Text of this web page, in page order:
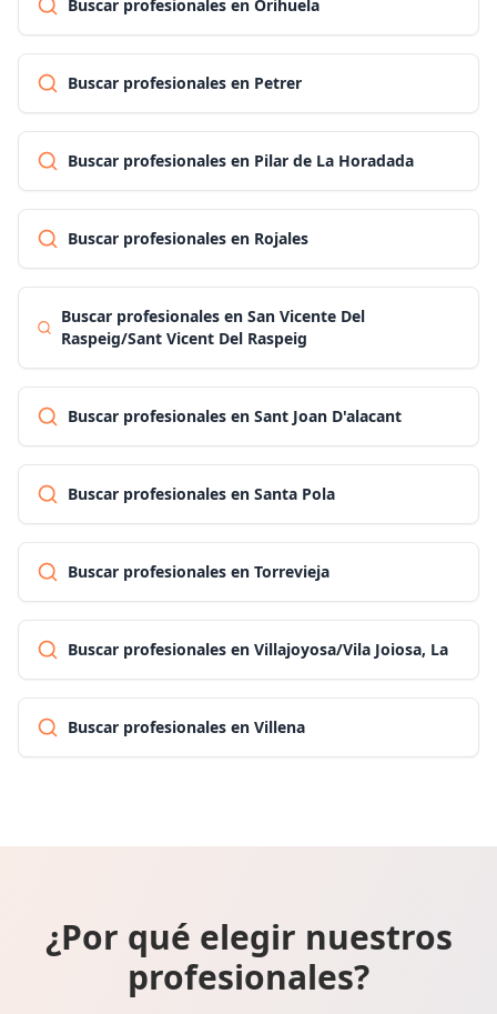
Buscar profesionales en Orihuela
Buscar profesionales en Petrer
Buscar profesionales en Pilar de La Horadada
Buscar profesionales en Rojales
Buscar profesionales en San Vicente Del
Raspeig/Sant Vicent Del Raspeig
Buscar profesionales en Sant Joan D'alacant
Buscar profesionales en Santa Pola
Buscar profesionales en Torrevieja
Buscar profesionales en Villajoyosa/Vila Joiosa, La
Buscar profesionales en Villena
¿Por qué elegir nuestros
profesionales?